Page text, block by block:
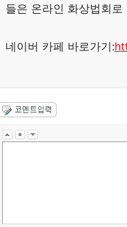
들은 온라인 화상법회
네이버 카페 바로가기: